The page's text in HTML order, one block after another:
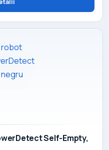
Self-Empty,